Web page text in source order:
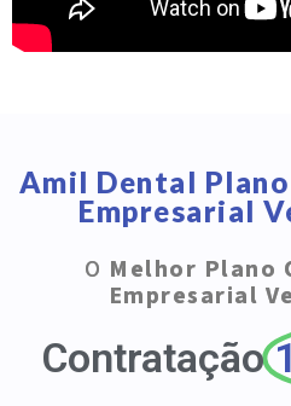
Amil Dental
Empresarial
O Melhor Plano
Empresarial
Contratação